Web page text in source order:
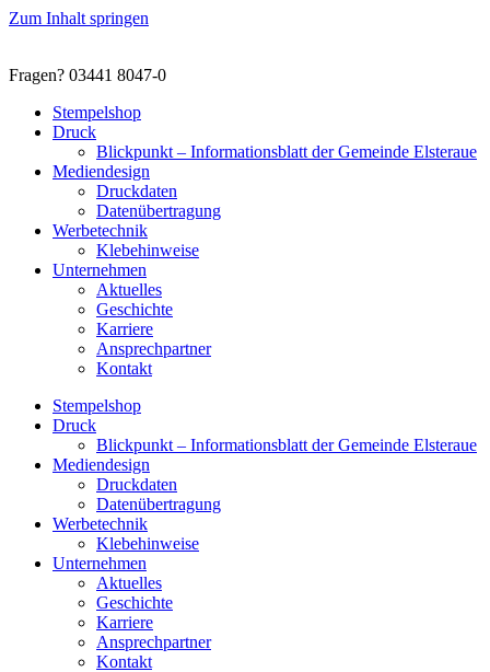
Zum Inhalt springen
Fragen? 03441 8047-0
Stempelshop
Druck
Blickpunkt – Informationsblatt der Gemeinde Elsteraue
Mediendesign
Druckdaten
Datenübertragung
Werbetechnik
Klebehinweise
Unternehmen
Aktuelles
Geschichte
Karriere
Ansprechpartner
Kontakt
Stempelshop
Druck
Blickpunkt – Informationsblatt der Gemeinde Elsteraue
Mediendesign
Druckdaten
Datenübertragung
Werbetechnik
Klebehinweise
Unternehmen
Aktuelles
Geschichte
Karriere
Ansprechpartner
Kontakt